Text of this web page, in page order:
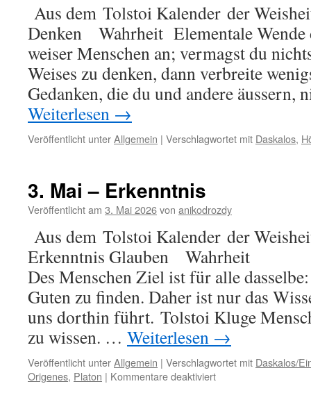
Aus dem Tolstoi Kalender der
Denken Wahrheit Elementale Wende
weiser Menschen an; vermagst du
Weises zu denken, dann verbreite
Gedanken, die du und andere
Weiterlesen →
Veröffentlicht unterAllgemein | Verschlagwortet mit Daskalos,
3. Mai – Erkenntnis
Veröffentlicht am 3. Mai 2026von anikodrozdy
Aus dem Tolstoi Kalender der
Erkenntnis Glauben Wahrheit
Des Menschen Ziel ist für alle
Guten zu finden. Daher ist nur das
uns dorthin führt. Tolstoi Kluge
zu wissen. … Weiterlesen →
Veröffentlicht unterAllgemein | Verschlagwortet mit Daskalos/
Origenes, Platon | Kommentare deaktiviertfür